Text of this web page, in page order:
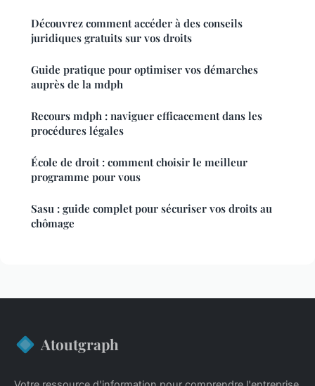
Découvrez comment accéder à des conseils
juridiques gratuits sur vos droits
Guide pratique pour optimiser vos démarches
auprès de la mdph
Recours mdph : naviguer efficacement dans les
procédures légales
École de droit : comment choisir le meilleur
programme pour vous
Sasu : guide complet pour sécuriser vos droits au
chômage
Atoutgraph